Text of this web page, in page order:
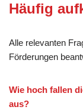
Häufig
Alle relevanten
Förderungen
Wie hoch fallen
aus?